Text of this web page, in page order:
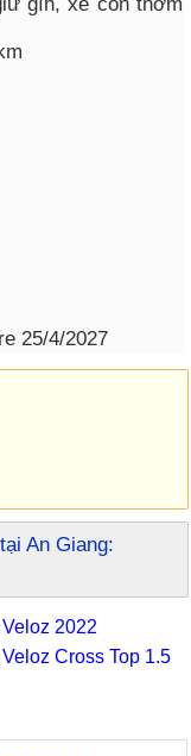
25/4/2027
An Giang:
2022
Cross Top 1.5